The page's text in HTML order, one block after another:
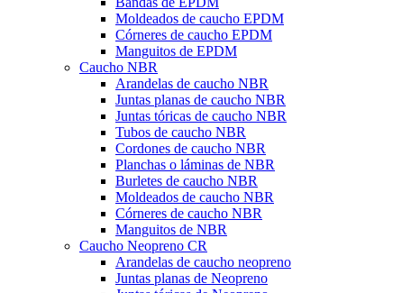
Moldeados de caucho EPDM
Córneres de caucho EPDM
Manguitos de EPDM
Caucho NBR
Arandelas de caucho NBR
Juntas planas de caucho NBR
Juntas tóricas de caucho NBR
Tubos de caucho NBR
Cordones de caucho NBR
Planchas o láminas de NBR
Burletes de caucho NBR
Moldeados de caucho NBR
Córneres de caucho NBR
Manguitos de NBR
Caucho Neopreno CR
Arandelas de caucho neopreno
Juntas planas de Neopreno